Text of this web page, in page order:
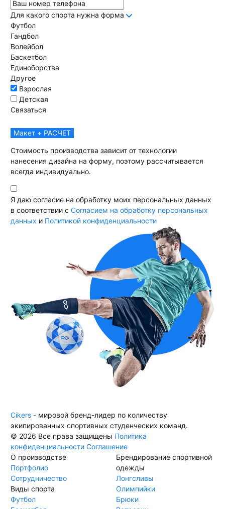
Для какого спорта нужна форма
Футбол
Гандбол
Волейбол
Баскетбол
Единоборства
Другое
Взрослая
Детская
Связаться
Макет + РАСЧЕТ
Стоимость производства зависит от технологии
нанесения дизайна на форму, поэтому рассчитывается
всегда индивидуально.
Я даю согласие на обработку моих персональных данных
в соответствии с Согласием на обработку персональных
данных и Политикой конфиденциальности
Cikers - мировой бренд-лидер по количеству
экипированных спортивных студенческих команд.
© 2026 Все права защищены Политика
конфиденциальности Соглашение
О производстве
Портфолио
Сотрудничество
Виды спорта
Футбол
Брендирование спортивной
одежды
Лонгсливы
Олимпийки
Брюки